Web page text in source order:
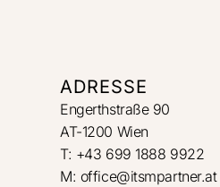
ADRESSE
Engerthstraße 90
AT-1200 Wien
T: +43 699 1888 9922
M: office@itsmpartner.at